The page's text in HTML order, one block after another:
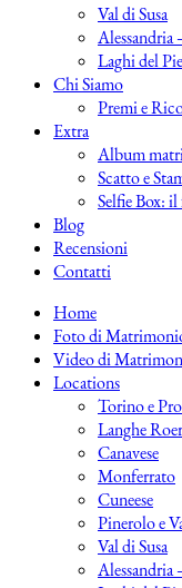
Val di Susa
Alessandria
Laghi del
Chi Siamo
Premi e
Extra
Album
Scatto e
Selfie Box:
Blog
Recensioni
Contatti
Home
Foto di
Video di
Locations
Torino e
Langhe
Canavese
Monferrato
Cuneese
Pinerolo e
Val di Susa
Alessandria